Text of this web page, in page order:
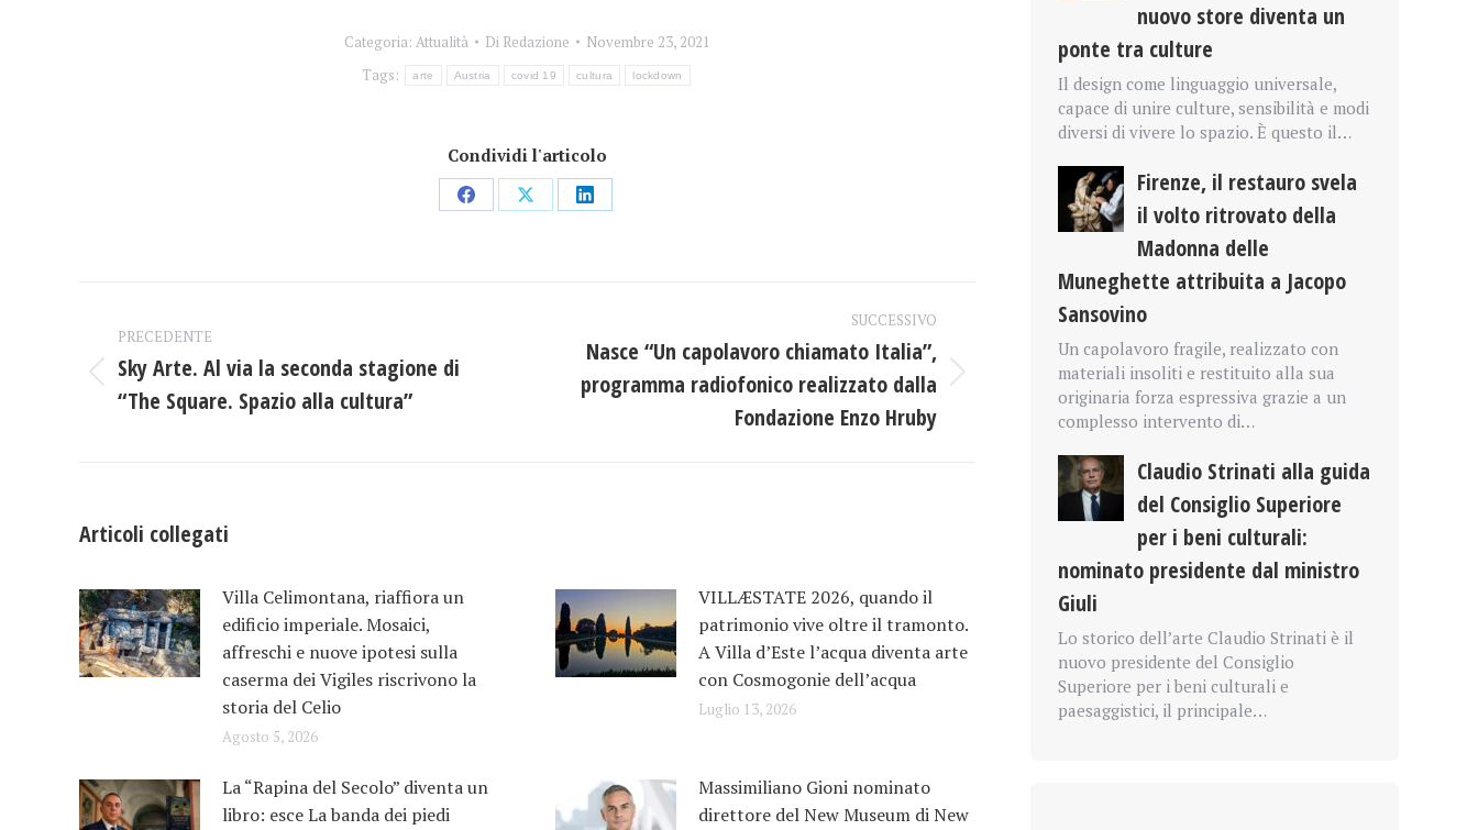
Categoria: Attualità Di Redazione
Novembre 23, 2021
Tags:
arte Austria covid 19 cultura lockdown
Condividi l'articolo
CondividiCondividiCondividi
traPRECEDENTE
Post
precedente:
Sky Arte. Al via la seconda stagione di
“The Square. Spazio alla cultura”
SUCCESSIVO
Prossimo
Nasce “Un capolavoro chiamato Italia”,
programma radiofonico realizzato dalla
Fondazione Enzo Hruby
Articoli collegati
Villa Celimontana, riaffiora un
edificio imperiale. Mosaici,
affreschi e nuove ipotesi sulla
caserma dei Vigiles riscrivono la
storia del Celio
Agosto 5, 2026
VILLÆSTATE 2026, quando il
patrimonio vive oltre il tramonto.
A Villa d’Este l’acqua diventa arte
con Cosmogonie dell’acqua
Luglio 13, 2026
La “Rapina del Secolo” diventa un
libro: esce La banda dei piedi
Massimiliano Gioni nominato
direttore del New Museum di New
nuovo store diventa un
ponte tra culture
Il design come linguaggio universale,
capace di unire culture, sensibilità e modi
diversi di vivere lo spazio. È questo il…
Firenze, il restauro svela
il volto ritrovato della
Madonna delle
Muneghette attribuita a Jacopo
Sansovino
Un capolavoro fragile, realizzato con
materiali insoliti e restituito alla sua
originaria forza espressiva grazie a un
complesso intervento di…
Claudio Strinati alla guida
del Consiglio Superiore
per i beni culturali:
nominato presidente dal ministro
Giuli
Lo storico dell’arte Claudio Strinati è il
nuovo presidente del Consiglio
Superiore per i beni culturali e
paesaggistici, il principale…